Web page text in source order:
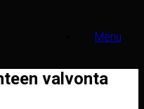
Menu
valvonta